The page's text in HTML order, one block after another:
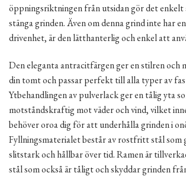
öppningsriktningen från utsidan gör det
stänga grinden. Även om denna grind inte har
drivenhet, är den lätthanterlig och enkel att
Den eleganta antracitfärgen ger en stilren och
din tomt och passar perfekt till alla typer av
Ytbehandlingen av pulverlack ger en tålig yta
motståndskraftig mot väder och vind, vilket
behöver oroa dig för att underhålla grinden i
Fyllningsmaterialet består av rostfritt stål som
slitstark och hållbar över tid. Ramen är
stål som också är tåligt och skyddar grinden